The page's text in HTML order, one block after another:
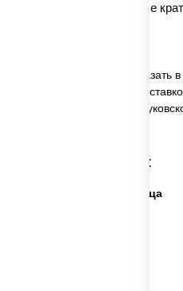
осуществляется в самые
✅ Пицца Пепперони заказать
✅ Пицца Пепперони с
✅ Пицца Пепперони в
Категории товара:
Дешевая и вкусная пицца